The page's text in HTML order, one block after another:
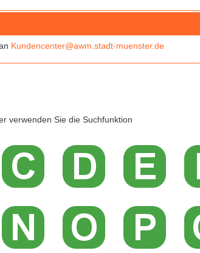
Kundencenter@awm.stadt-muenster.de
verwenden Sie die Suchfunktion